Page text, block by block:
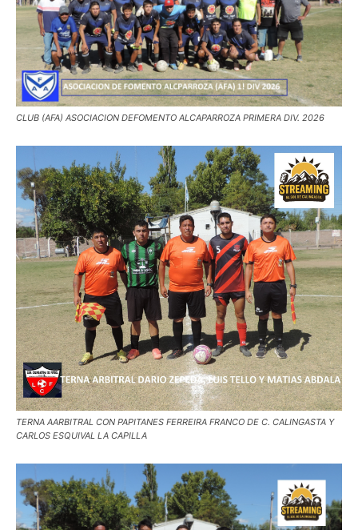
CLUB (AFA) ASOCIACION DEFOMENTO ALCAPARROZA PRIMERA DIV. 2026
TERNA AARBITRAL CON PAPITANES FERREIRA FRANCO DE C. CALINGASTA Y
CARLOS ESQUIVAL LA CAPILLA